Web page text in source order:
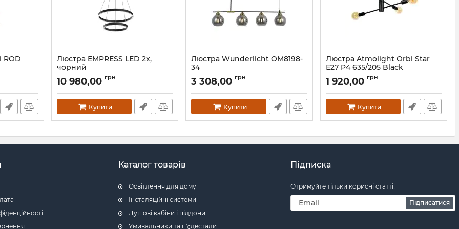
ROD
Люстра EMPRESS LED 2x,
чорний
Артикул:IH-000161
10 980,00 грн
Купити
Люстра Wunderlicht OM8198-
34
Артикул: OM8198-34
3 308,00 грн
Купити
Люстра Atmolight Orbi Star
Е27 P4 635/205 Black
Артикул:1861711
1 920,00 грн
Купити
Каталог товарів
Освітлення для дому
Інсталяційні системи
Душові кабіни і піддони
Умивальники та п'єдестали
Підписка
Отримуйте тільки корисні статті!
Підписатися